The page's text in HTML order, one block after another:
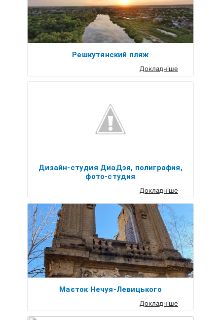
Решкутянский пляж
Докладніше
Дизайн-студия ДиаДэя, полиграфия,
фото-студия
Докладніше
Маєток Нечуя-Левицького
Докладніше